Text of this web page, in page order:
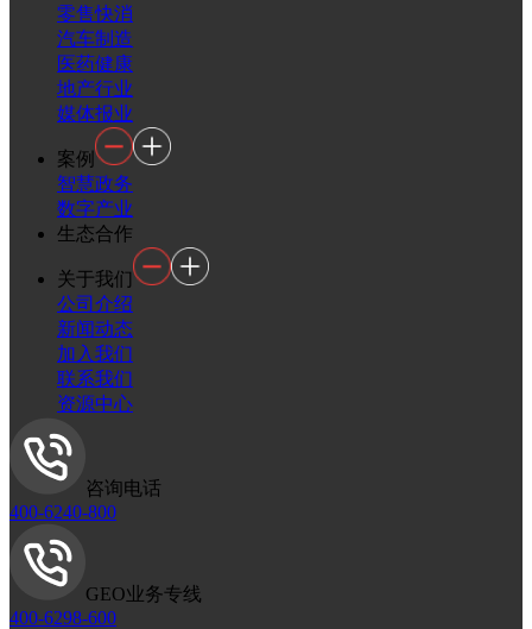
零售快消
汽车制造
医药健康
地产行业
媒体报业
案例
智慧政务
数字产业
生态合作
关于我们
公司介绍
新闻动态
加入我们
联系我们
资源中心
咨询电话
400-6240-800
GEO业务专线
400-6298-600